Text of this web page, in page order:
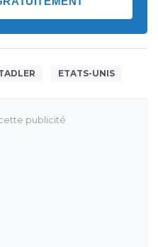
ETATS-UNIS